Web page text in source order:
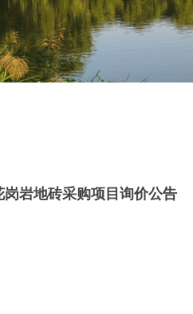
岩地砖采购项目询价公告